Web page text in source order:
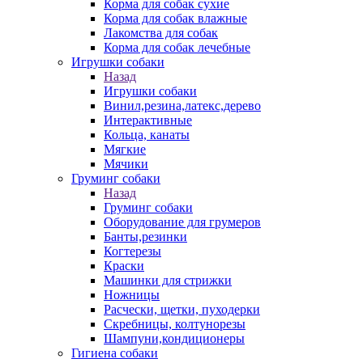
Корма для собак сухие
Корма для собак влажные
Лакомства для собак
Корма для собак лечебные
Игрушки собаки
Назад
Игрушки собаки
Винил,резина,латекс,дерево
Интерактивные
Кольца, канаты
Мягкие
Мячики
Груминг собаки
Назад
Груминг собаки
Оборудование для грумеров
Банты,резинки
Когтерезы
Краски
Машинки для стрижки
Ножницы
Расчески, щетки, пуходерки
Скребницы, колтунорезы
Шампуни,кондиционеры
Гигиена собаки